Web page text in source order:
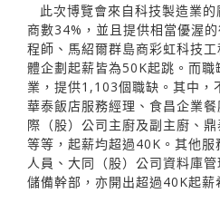
此次博覽會來自科技製造業
商數34%，並且提供相當優渥
程師、馬紹爾群島商彩虹科技
體企劃起薪皆為50K起跳。而
業，提供1,103個職缺。其中，
華泰飯店服務經理、食昌企業
際（股）公司主廚及副主廚、
等等，起薪均超過40K。其他
人員、大同（股）公司資料庫
儲備幹部，亦開出超過40K起薪